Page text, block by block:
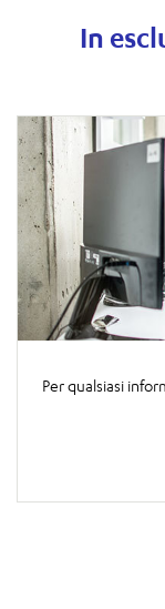
In
Per qualsiasi